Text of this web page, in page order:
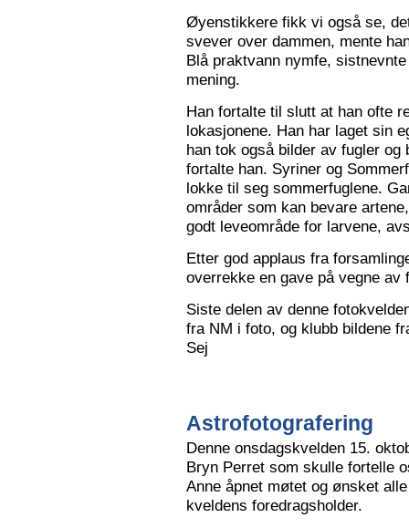
Øyenstikkere fikk vi også se,
svever over dammen, mente
Blå praktvann nymfe,
mening.
Han fortalte til slutt at han ofte
lokasjonene. Han har laget sin
han tok også bilder av fugler
fortalte han. Syriner og
lokke til seg sommerfuglene.
områder som kan bevare
godt leveområde for larvene,
Etter god applaus fra
overrekke en gave på vegne av
Siste delen av denne
fra NM i foto, og klubb bildene
Sej
Astrofotografering
Denne onsdagskvelden 15.
Bryn Perret som skulle fortelle
Anne åpnet møtet og ønsket
kveldens foredragsholder.